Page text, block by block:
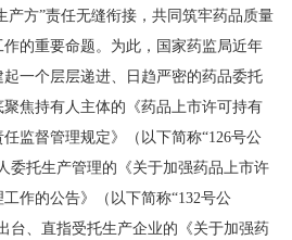
产方”责任无缝衔接，共同筑牢药品质量
的重要命题。为此，国家药监局近年
一个层层递进、日趋严密的药品委托
焦持有人主体的《药品上市许可持有
监督管理规定》（以下简称“126号公
委托生产管理的《关于加强药品上市许
作的公告》（以下简称“132号公
台、直指受托生产企业的《关于加强药